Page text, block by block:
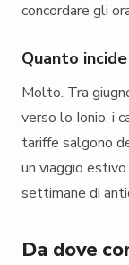
concordare gli
Quanto
Molto. Tra
verso lo Ionio, i
tariffe salgono
un viaggio
settimane di
Da dove